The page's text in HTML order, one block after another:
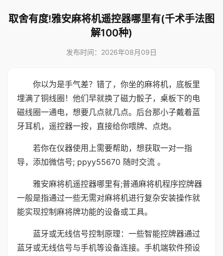
取舍有度!雅安麻将机遥控器哪里有(千术手法图
解100种)
发布时间：2026年08月09日
你以为是手气差？错了，你坐的麻将机，底板里
埋满了铜线圈！他们早就换了磁力骰子，桌板下的电
磁线圈一通电，想要几点就几点。后台那小子戴着蓝
牙耳机，遥控器一按，直接给你喂牌、点炮。
若你在仪器使用上需要帮助，想获取一对一指
导，添加微信号; ppyy55670 随时交流 。
雅安麻将机遥控器哪里有;普通麻将机程序控牌器
一般是指通过一些无需对麻将机进行复杂安装操作就
能实现控制麻将牌功能的设备或工具。
蓝牙或无线信号控制原理：一些智能控牌器通过
蓝牙或无线信号与手机等设备连接。手机端软件预设